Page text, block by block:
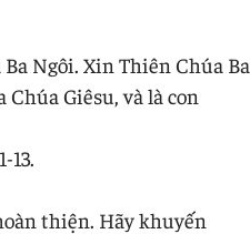
Ngôi. Xin Thiên Chúa Ba
Giêsu, và là con
13.
thiện. Hãy khuyến